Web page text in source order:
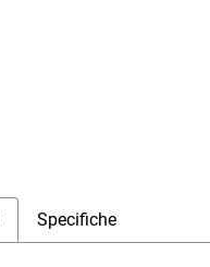
Specifiche